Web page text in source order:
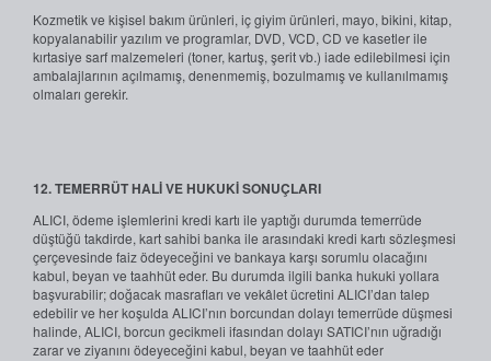
Kozmetik ve kişisel bakım ürünleri, iç giyim ürünleri, mayo, bikini, kitap,
kopyalanabilir yazılım ve programlar, DVD, VCD, CD ve kasetler ile
kırtasiye sarf malzemeleri (toner, kartuş, şerit vb.) iade edilebilmesi için
ambalajlarının açılmamış, denenmemiş, bozulmamış ve kullanılmamış
olmaları gerekir.
12. TEMERRÜT HALİ VE HUKUKİ SONUÇLARI
ALICI, ödeme işlemlerini kredi kartı ile yaptığı durumda temerrüde
düştüğü takdirde, kart sahibi banka ile arasındaki kredi kartı sözleşmesi
çerçevesinde faiz ödeyeceğini ve bankaya karşı sorumlu olacağını
kabul, beyan ve taahhüt eder. Bu durumda ilgili banka hukuki yollara
başvurabilir; doğacak masrafları ve vekâlet ücretini ALICI’dan talep
edebilir ve her koşulda ALICI’nın borcundan dolayı temerrüde düşmesi
halinde, ALICI, borcun gecikmeli ifasından dolayı SATICI’nın uğradığı
zarar ve ziyanını ödeyeceğini kabul, beyan ve taahhüt eder